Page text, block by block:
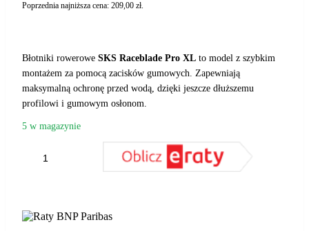
Poprzednia najniższa cena: 209,00 zł.
Błotniki rowerowe SKS Raceblade Pro XL to model z szybkim
montażem za pomocą zacisków gumowych. Zapewniają
maksymalną ochronę przed wodą, dzięki jeszcze dłuższemu
profilowi i gumowym osłonom.
5 w magazynie
PRO
XL